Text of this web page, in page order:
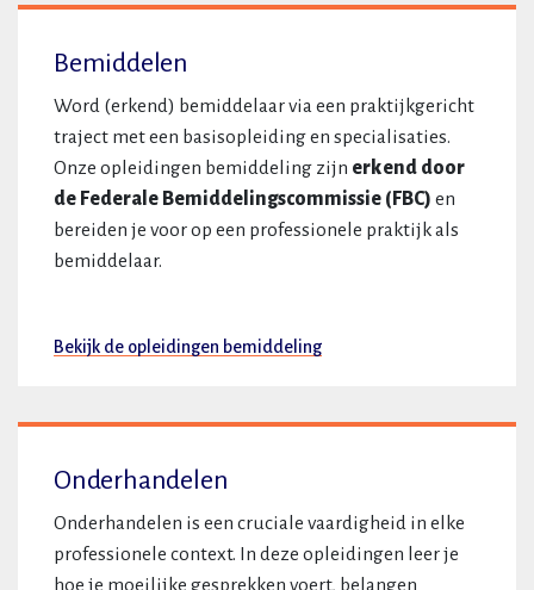
Bemiddelen
Word (erkend) bemiddelaar via een praktijkgericht
traject met een basisopleiding en specialisaties.
Onze opleidingen bemiddeling zijn erkend door
de Federale Bemiddelingscommissie (FBC) en
bereiden je voor op een professionele praktijk als
bemiddelaar.
Bekijk de opleidingen bemiddeling
Onderhandelen
Onderhandelen is een cruciale vaardigheid in elke
professionele context. In deze opleidingen leer je
hoe je moeilijke gesprekken voert, belangen